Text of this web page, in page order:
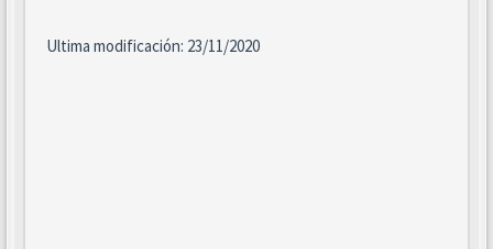
Ultima modificación: 23/11/2020